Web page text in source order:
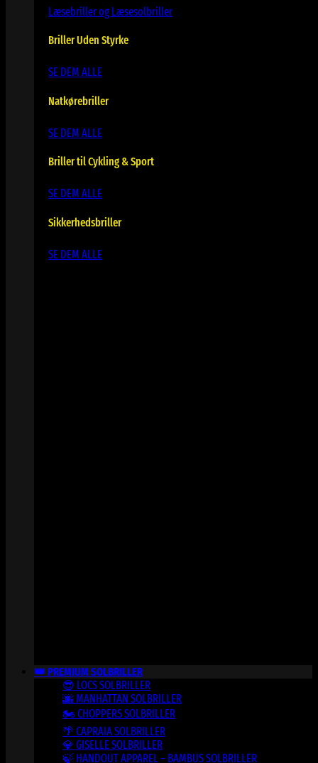
Læsebriller og Læsesolbriller
Briller Uden Styrke
SE DEM ALLE
Natkørebriller
SE DEM ALLE
Briller til Cykling & Sport
SE DEM ALLE
Sikkerhedsbriller
SE DEM ALLE
👑 PREMIUM SOLBRILLER
😎 LOCS SOLBRILLER
🌆 MANHATTAN SOLBRILLER
🏍️ CHOPPERS SOLBRILLER
🌴 CAPRAIA SOLBRILLER
💎 GISELLE SOLBRILLER
🍃 HANDOUT APPAREL – BAMBUS SOLBRILLER